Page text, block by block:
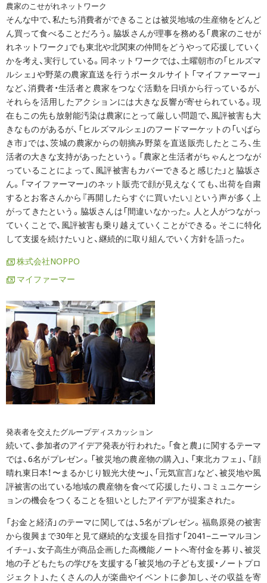
農家のこせがれネットワーク
そんな中で、私たち消費者ができることは被災地域の生産物をどんど
ん買って食べることだろう。脇坂さんが理事を務める「農家のこせが
れネットワーク」でも東北や北関東の仲間をどうやって応援していく
かを考え、実行している。同ネットワークでは、土曜朝市の「ヒルズマ
ルシェ」や野菜の農家直送を行うポータルサイト「マイファーマー」
など、消費者・生活者と農家をつなぐ活動を日頃から行っているが、
それらを活用したアクションには大きな反響が寄せられている。現
在もこの先も放射能汚染は農家にとって厳しい問題で、風評被害も大
きなものがあるが、「ヒルズマルシェ」のフードマーケットの「いばら
き市」では、茨城の農家からの朝摘み野菜を直送販売したところ、生
活者の大きな支持があったという。「農家と生活者がちゃんとつなが
っていることによって、風評被害もカバーできると感じた」と脇坂さ
ん。「マイファーマー」のネット販売で顔が見えなくても、出荷を自粛
するとお客さんから『再開したらすぐに買いたい』という声が多く上
がってきたという。脇坂さんは「間違いなかった。人と人がつながっ
ていくことで、風評被害も乗り越えていくことができる。そこに特化
して支援を続けたい」と、継続的に取り組んでいく方針を語った。
株式会社NOPPO
マイファーマー
発表者を交えたグループディスカッション
続いて、参加者のアイデア発表が行われた。「食と農」に関するテーマ
では、6名がプレゼン。「被災地の農産物の購入」、「東北カフェ」、「顔
晴れ東日本！〜まるかじり観光大使〜」、「元気宣言」など、被災地や風
評被害の出ている地域の農産物を食べて応援したり、コミュニケーシ
ョンの機会をつくることを狙いとしたアイデアが提案された。
「お金と経済」のテーマに関しては、5名がプレゼン。福島原発の被害
から復興まで30年と見て継続的な支援を目指す「2041−ニーマルヨン
イチ−」、女子高生が商品企画した高機能ノートへ寄付金を募り、被災
地の子どもたちの学びを支援する「被災地の子ども支援・ノートプロ
ジェクト」、たくさんの人が楽曲やイベントに参加し、その収益を寄